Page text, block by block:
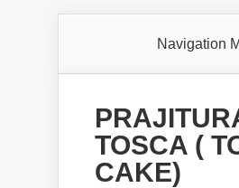
Navigation
TOSCA (
CAKE)